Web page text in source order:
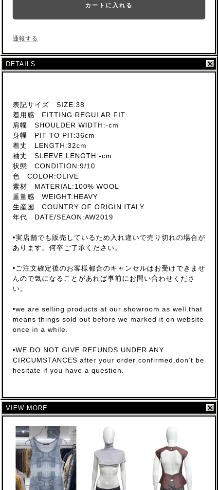
カートに入れる
通報する
DETAILS
表記サイズ SIZE:38
着用感 FITTING:REGULAR FIT
肩幅 SHOULDER WIDTH:-cm
身幅 PIT TO PIT:36cm
着丈 LENGTH:32cm
袖丈 SLEEVE LENGTH:-cm
状態 CONDITION:9/10
色 COLOR:OLIVE
素材 MATERIAL:100% WOOL
重量感 WEIGHT:HEAVY
生産国 COUNTRY OF ORIGIN:ITALY
年代 DATE/SEAON:AW2019
•実店舗でも販売しているため入れ違いで売り切れの場合が
あります。何卒ご了承ください。
•ご注文確定後のお客様都合のキャンセルはお受けできませ
んので気になることがあれば事前にお問い合わせくださ
い。
•we are selling products at our showroom as well.that
means things sold out before we marked it on website
once in a while.
•WE DO NOT GIVE REFUNDS UNDER ANY
CIRCUMSTANCES after your order confirmed.don’t be
hesitate if you have a question.
VIEW MORE